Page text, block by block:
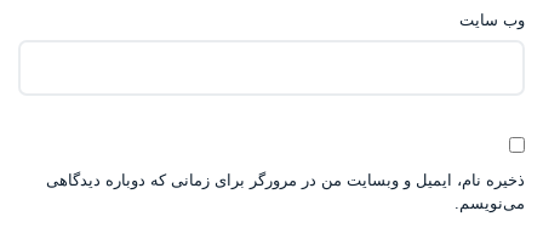
وب‌ سایت
ذخیره نام، ایمیل و وبسایت من در مرورگر برای زمانی که دوباره دیدگاهی
می‌نویسم.